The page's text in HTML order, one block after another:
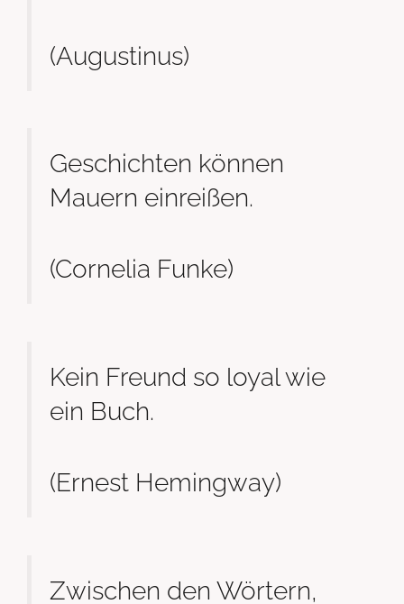
(Augustinus)
Geschichten können
Mauern einreißen.
(Cornelia Funke)
Kein Freund so loyal wie
ein Buch.
(Ernest Hemingway)
Zwischen den Wörtern,